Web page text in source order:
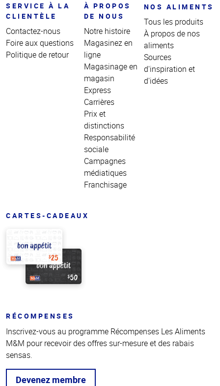
SERVICE À LA
CLIENTÈLE
Contactez-nous
Foire aux questions
Politique de retour
À PROPOS
DE NOUS
Notre histoire
Magasinez en
ligne
Magasinage en
magasin
Express
Carrières
Prix et
distinctions
Responsabilité
sociale
Campagnes
médiatiques
Franchisage
NOS ALIMENTS
Tous les produits
À propos de nos
aliments
Sources
d'inspiration et
d'idées
CARTES-CADEAUX
RÉCOMPENSES
Inscrivez-vous au programme Récompenses Les Aliments
M&M pour recevoir des offres sur-mesure et des rabais
sensas.
Devenez membre